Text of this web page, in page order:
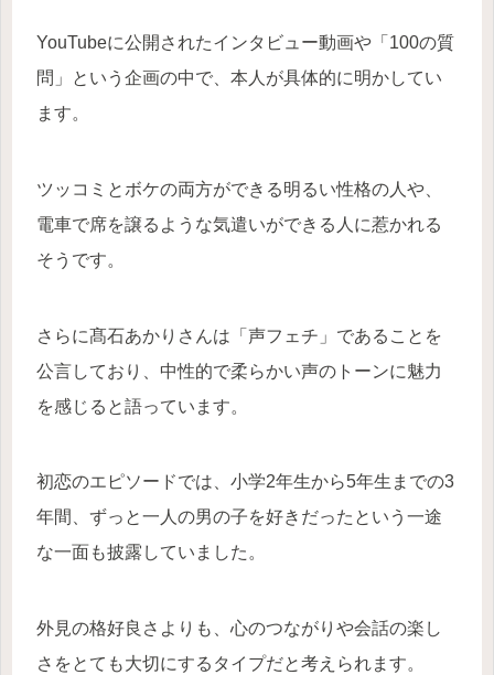
YouTubeに公開されたインタビュー動画や「100の質
問」という企画の中で、本人が具体的に明かしてい
ます。
ツッコミとボケの両方ができる明るい性格の人や、
電車で席を譲るような気遣いができる人に惹かれる
そうです。
さらに髙石あかりさんは「声フェチ」であることを
公言しており、中性的で柔らかい声のトーンに魅力
を感じると語っています。
初恋のエピソードでは、小学2年生から5年生までの3
年間、ずっと一人の男の子を好きだったという一途
な一面も披露していました。
外見の格好良さよりも、心のつながりや会話の楽し
さをとても大切にするタイプだと考えられます。